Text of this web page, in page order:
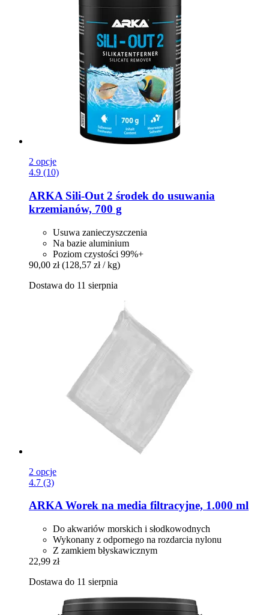
2 opcje
4.9 (10)
ARKA Sili-​Out 2 środek do usuwania
krzemianów, 700 g
Usuwa zanieczyszczenia
Na bazie aluminium
Poziom czystości 99%+
90,00 zł (128,57 zł / kg)
Dostawa do 11 sierpnia
2 opcje
4.7 (3)
ARKAWorek na media filtracyjne, 1.000 ml
Do akwariów morskich i słodkowodnych
Wykonany z odpornego na rozdarcia nylonu
Z zamkiem błyskawicznym
22,99 zł
Dostawa do 11 sierpnia